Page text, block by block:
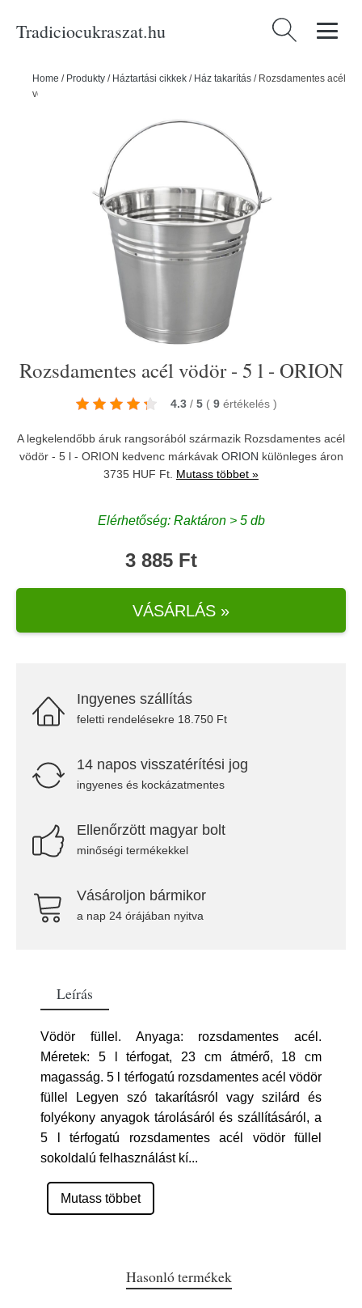
Tradiciocukraszat.hu Keresés:
Home / Produkty / Háztartási cikkek / Ház takarítás / Rozsdamentes acél
vödör - 5 l - ORION
Rozsdamentes acél vödör - 5 l - ORION
4.3 / 5 ( 9 értékelés )
A legkelendőbb áruk rangsorából származik Rozsdamentes acél
vödör - 5 l - ORION kedvenc márkávak ORION különleges áron
3735 HUF Ft. Mutass többet »
Elérhetőség: Raktáron > 5 db
3 885 Ft
VÁSÁRLÁS »
Ingyenes szállítás
feletti rendelésekre 18.750 Ft
14 napos visszatérítési jog
ingyenes és kockázatmentes
Ellenőrzött magyar bolt
minőségi termékekkel
Vásároljon bármikor
a nap 24 órájában nyitva
Leírás
Vödör füllel. Anyaga: rozsdamentes acél.
Méretek: 5 l térfogat, 23 cm átmérő, 18 cm
magasság. 5 l térfogatú rozsdamentes acél vödör
füllel Legyen szó takarításról vagy szilárd és
folyékony anyagok tárolásáról és szállításáról, a
5 l térfogatú rozsdamentes acél vödör füllel
sokoldalú felhasználást kí...
Mutass többet
Hasonló termékek